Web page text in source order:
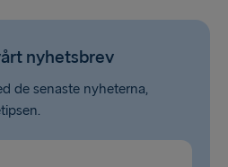
nyhetsbrev
de senaste nyheterna,